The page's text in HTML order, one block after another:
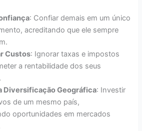
: Confiar demais em um único
acreditando que ele sempre
Custos: Ignorar taxas e impostos
a rentabilidade dos seus
Diversificação Geográfica: Investir
de um mesmo país,
oportunidades em mercados